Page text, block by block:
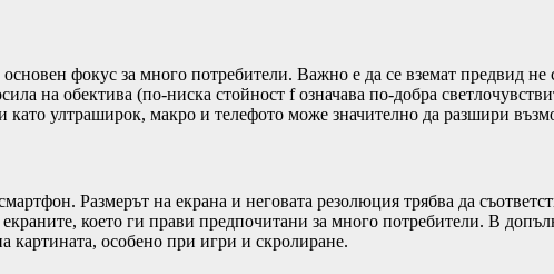
фокус за много потребители. Важно е да се вземат предвид
на обектива (по-ниска стойност f означава по-добра
ултраширок, макро и телефото може значително да разшири
Размерът на екрана и неговата резолюция трябва да
което ги прави предпочитани за много потребители. В
картината, особено при игри и скролиране.